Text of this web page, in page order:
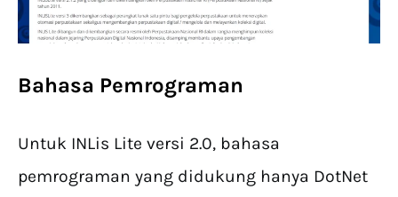
Bahasa Pemrograman
Untuk INLis Lite versi 2.0, bahasa
pemrograman yang didukung hanya DotNet